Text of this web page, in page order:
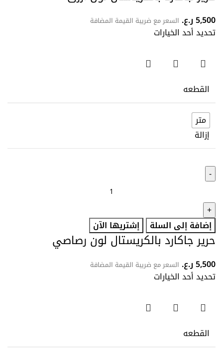
5,500ر.ع. السعر مع ضريبة القيمة المضافة
تحديد أحد الخيارات
القطعه
متر
إزالة
إضافة إلى السلة إشتريها الآن
حرير جاكارد بالكريستال لون رصاصي
5,500ر.ع. السعر مع ضريبة القيمة المضافة
تحديد أحد الخيارات
القطعه